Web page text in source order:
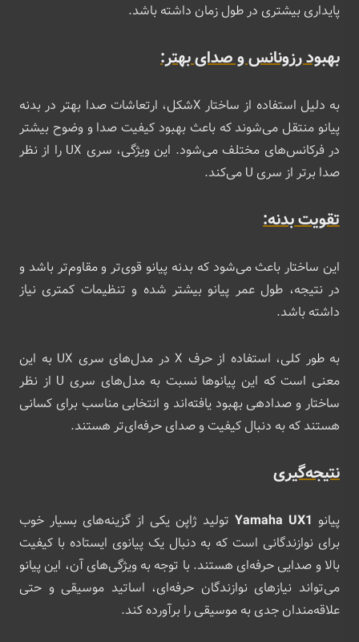
پایداری بیشتری در طول زمان داشته باشد.
بهبود رزونانس و صدای بهتر:
به دلیل استفاده از ساختار X‌شکل، ارتعاشات صدا بهتر در بدنه
پیانو منتقل می‌شوند که باعث بهبود کیفیت صدا و وضوح بیشتر
در فرکانس‌های مختلف می‌شود. این ویژگی، سری UX را از نظر
صدا برتر از سری U می‌کند.
تقویت بدنه:
این ساختار باعث می‌شود که بدنه پیانو قوی‌تر و مقاوم‌تر باشد و
در نتیجه، طول عمر پیانو بیشتر شده و تنظیمات کمتری نیاز
داشته باشد.
به طور کلی، استفاده از حرف X در مدل‌های سری UX به این
معنی است که این پیانوها نسبت به مدل‌های سری U از نظر
ساختار و صدادهی بهبود یافته‌اند و انتخابی مناسب برای کسانی
هستند که به دنبال کیفیت و صدای حرفه‌ای‌تر هستند.
نتیجه‌گیری
پیانو Yamaha UX1 تولید ژاپن یکی از گزینه‌های بسیار خوب
برای نوازندگانی است که به دنبال یک پیانوی ایستاده با کیفیت
بالا و صدایی حرفه‌ای هستند. با توجه به ویژگی‌های آن، این پیانو
می‌تواند نیازهای نوازندگان حرفه‌ای، اساتید موسیقی و حتی
علاقه‌مندان جدی به موسیقی را برآورده کند.